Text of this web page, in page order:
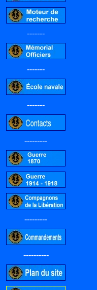
-------
-------
-------
---------
---------
----------